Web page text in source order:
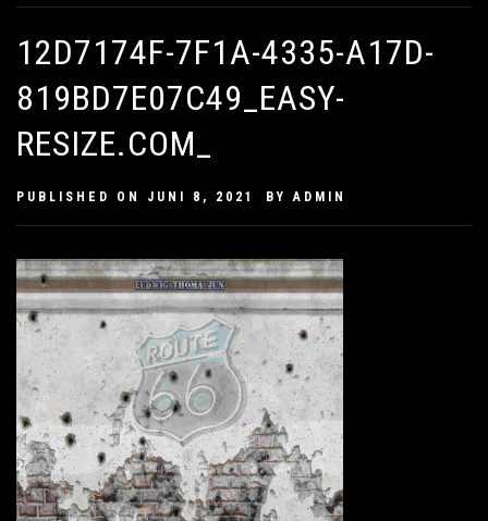
12D7174F-7F1A-4335-A17D-
819BD7E07C49_EASY-
RESIZE.COM_
PUBLISHED ON JUNI 8, 2021 BYADMIN